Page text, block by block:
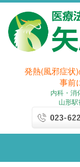
発熱(風邪症状
事前
内科・消
山形